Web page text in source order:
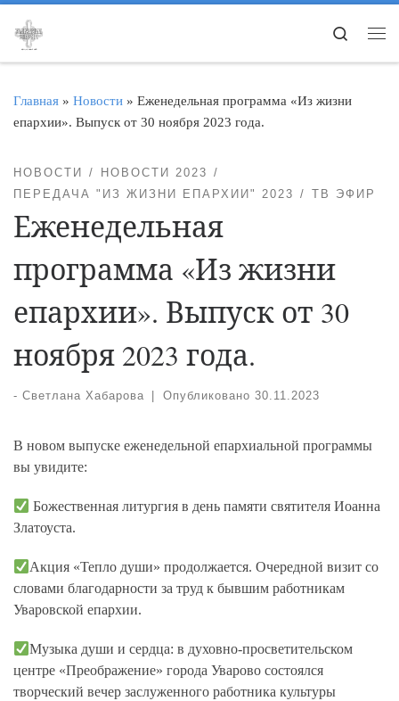
Перейти к содержимому
Search
Главная » Новости » Еженедельная программа «Из жизни
епархии». Выпуск от 30 ноября 2023 года.
НОВОСТИ
НОВОСТИ 2023
ПЕРЕДАЧА "ИЗ ЖИЗНИ ЕПАРХИИ" 2023
ТВ ЭФИР
Еженедельная
программа «Из жизни
епархии». Выпуск от 30
ноября 2023 года.
- Светлана Хабарова Опубликовано 30.11.2023
В новом выпуске еженедельной епархиальной программы
вы увидите:
Божественная литургия в день памяти святителя Иоанна
Златоуста.
Акция «Тепло души» продолжается. Очередной визит со
словами благодарности за труд к бывшим работникам
Уваровской епархии.
Музыка души и сердца: в духовно-просветительском
центре «Преображение» города Уварово состоялся
творческий вечер заслуженного работника культуры